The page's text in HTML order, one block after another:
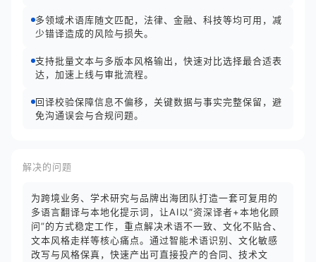
多领域术语库随文匹配，法律、金融、科技等均可用，减
少错译造成的风险与损失。
支持批量文本与多版本风格输出，快速对比选择最合适表
达，加速上线与审批流程。
回译校验保障信息不偏移，关键数据与事实完整保留，避
免沟通误会与合规问题。
解决的问题
为跨境业务、学术研究与品牌出海团队打造一套可复用的
多语言翻译与本地化提示词，让AI以“资深译者+本地化顾
问”的方式稳定工作，重点解决术语不一致、文化不贴合、
文本风格走样等核心痛点。通过智能术语识别、文化敏感
改写与风格保真，快速产出可直接投产的合同、技术文